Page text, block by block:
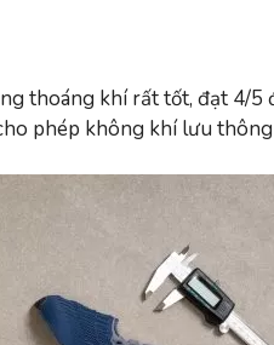
thoáng khí rất tốt, đạt 4/5
phép không khí lưu thông